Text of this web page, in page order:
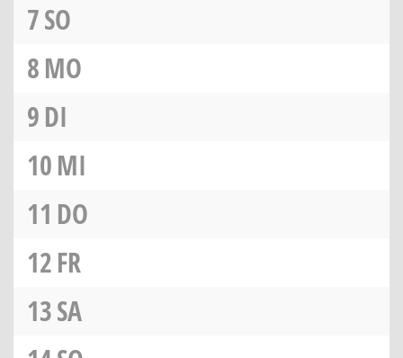
7SO
8MO
9DI
10MI
11 DO
12FR
13SA